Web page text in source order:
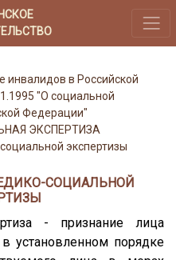
инвалидов в Российской
"О социальной
Федерации"
ЭКСПЕРТИЗА
экспертизы
СОЦИАЛЬНОЙ
- признание лица
установленном порядке